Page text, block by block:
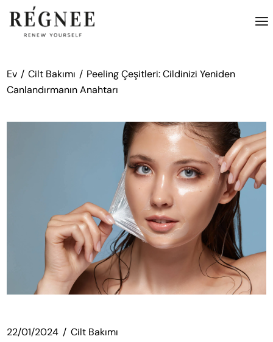
atla
Ev Cilt Bakımı
Peeling Çeşitleri: Cildinizi Yeniden
Canlandırmanın Anahtarı
22/01/2024 Cilt Bakımı